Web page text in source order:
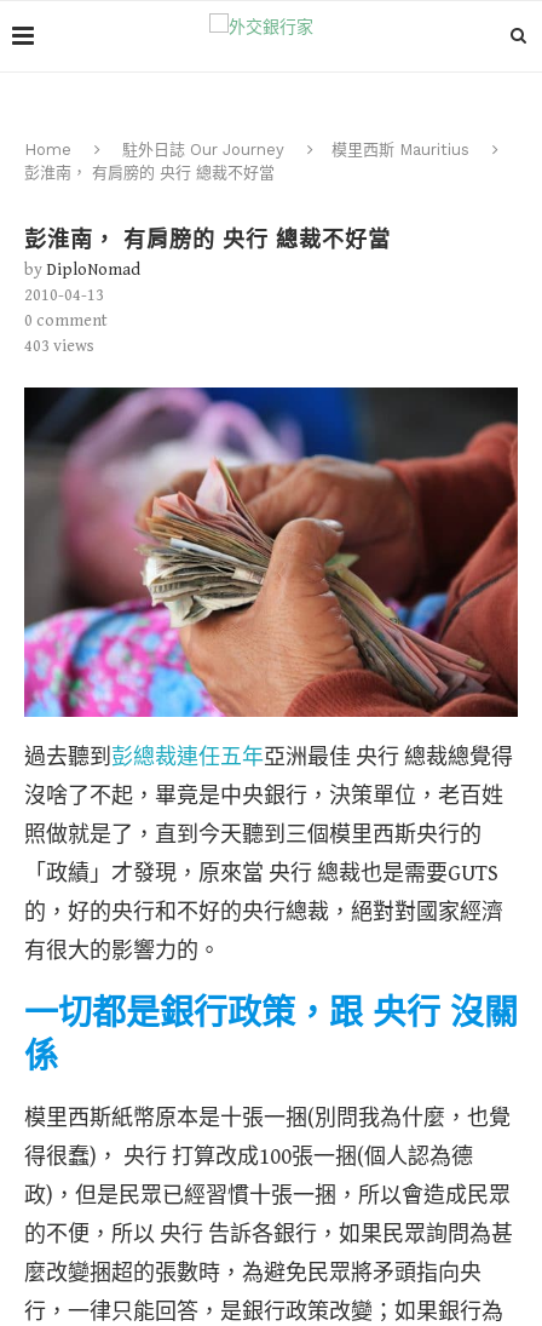
Home 駐外日誌 Our Journey
模里西斯 Mauritius
彭淮南， 有肩膀的 央行 總裁不好當
彭淮南， 有肩膀的 央行 總裁不好當
byDiploNomad
2010-04-13
0 comment
403 views
過去聽到 彭總裁連任五年亞洲最佳 央行 總裁總覺得
沒啥了不起，畢竟是中央銀行，決策單位，老百姓
照做就是了，直到今天聽到三個模里西斯央行的
「政績」才發現，原來當 央行 總裁也是需要GUTS
的，好的央行和不好的央行總裁，絕對對國家經濟
有很大的影響力的。
一切都是銀行政策，跟 央行 沒關
係
模里西斯紙幣原本是十張一捆(別問我為什麼，也覺
得很蠢)， 央行 打算改成100張一捆(個人認為德
政)，但是民眾已經習慣十張一捆，所以會造成民眾
的不便，所以 央行 告訴各銀行，如果民眾詢問為甚
麼改變捆超的張數時，為避免民眾將矛頭指向央
行，一律只能回答，是銀行政策改變；如果銀行為